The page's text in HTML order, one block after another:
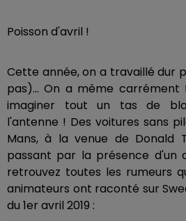
Poisson d'avril !
Cette année, on a travaillé dur
pas)... On a même carrément
imaginer tout un tas de
l'antenne ! Des voitures sans
Mans, à la venue de Donald
passant par la présence d'un
retrouvez toutes les rumeurs
animateurs ont raconté sur
du 1er avril 2019 :